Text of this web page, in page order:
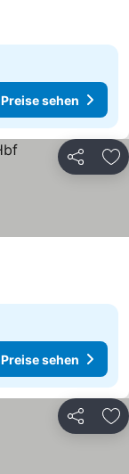
Preise sehen
Teilen
Preise sehen
Teilen